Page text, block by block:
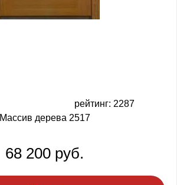
рейтинг: 2287
Массив дерева 2517
68 200 руб.